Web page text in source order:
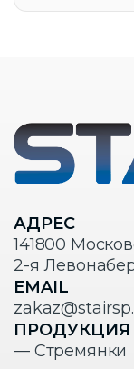
АДРЕС
141800
2-я
EMAIL
ПРОДУКЦИЯ
— Стремянки